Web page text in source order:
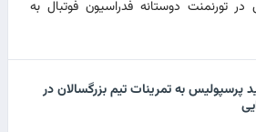
در تورنمنت دوستانه فدراسیون فوتبال به
پرسپولیس به تمرینات تیم بزرگسالان در